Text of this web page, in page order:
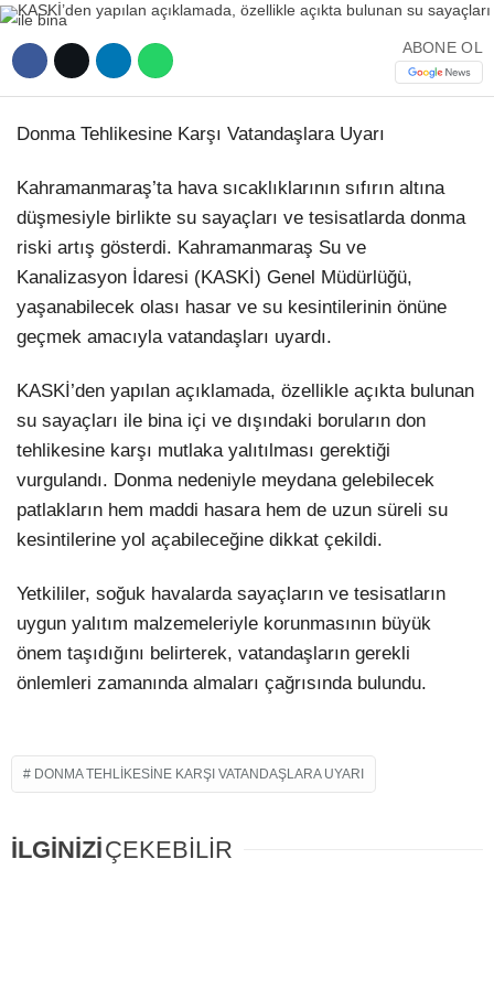
Facebook
Instagram
Youtube
YEREL HABERLER ABONE OL
Donma Tehlikesine Karşı Vatandaşlara Uyarı
Kahramanmaraş’ta hava sıcaklıklarının sıfırın altına
düşmesiyle birlikte su sayaçları ve tesisatlarda donma
riski artış gösterdi. Kahramanmaraş Su ve
Kanalizasyon İdaresi (KASKİ) Genel Müdürlüğü,
yaşanabilecek olası hasar ve su kesintilerinin önüne
geçmek amacıyla vatandaşları uyardı.
KASKİ’den yapılan açıklamada, özellikle açıkta bulunan
su sayaçları ile bina içi ve dışındaki boruların don
tehlikesine karşı mutlaka yalıtılması gerektiği
vurgulandı. Donma nedeniyle meydana gelebilecek
patlakların hem maddi hasara hem de uzun süreli su
kesintilerine yol açabileceğine dikkat çekildi.
Yetkililer, soğuk havalarda sayaçların ve tesisatların
uygun yalıtım malzemeleriyle korunmasının büyük
önem taşıdığını belirterek, vatandaşların gerekli
önlemleri zamanında almaları çağrısında bulundu.
DONMA TEHLIKESINE KARŞI VATANDAŞLARA UYARI
İLGİNİZİÇEKEBİLİR